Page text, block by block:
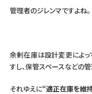
管理者のジレンマですよね。
余剰在庫は設計変更によっ
すし、保管スペースなどの
それゆえに“適正在庫を維